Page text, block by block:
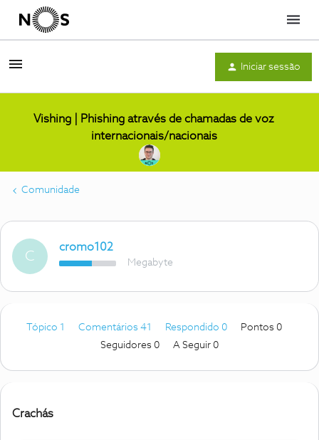
Menu
Iniciar sessão
Vishing | Phishing através de chamadas de voz
internacionais/nacionais
Comunidade
C
cromo102
Megabyte
Tópico 1 Comentários 41 Respondido 0
Pontos 0
Seguidores 0 A Seguir 0
Crachás